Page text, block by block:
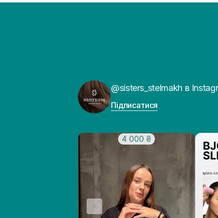
@sisters_stelmakh в
Підписатися